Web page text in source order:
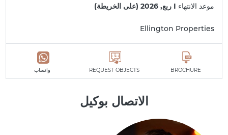
موعد الانتهاء I ربع, 2026 (على الخريطة)
Ellington Properties
BROCHURE
REQUEST OBJECTS واتساب
الاتصال بوكيل